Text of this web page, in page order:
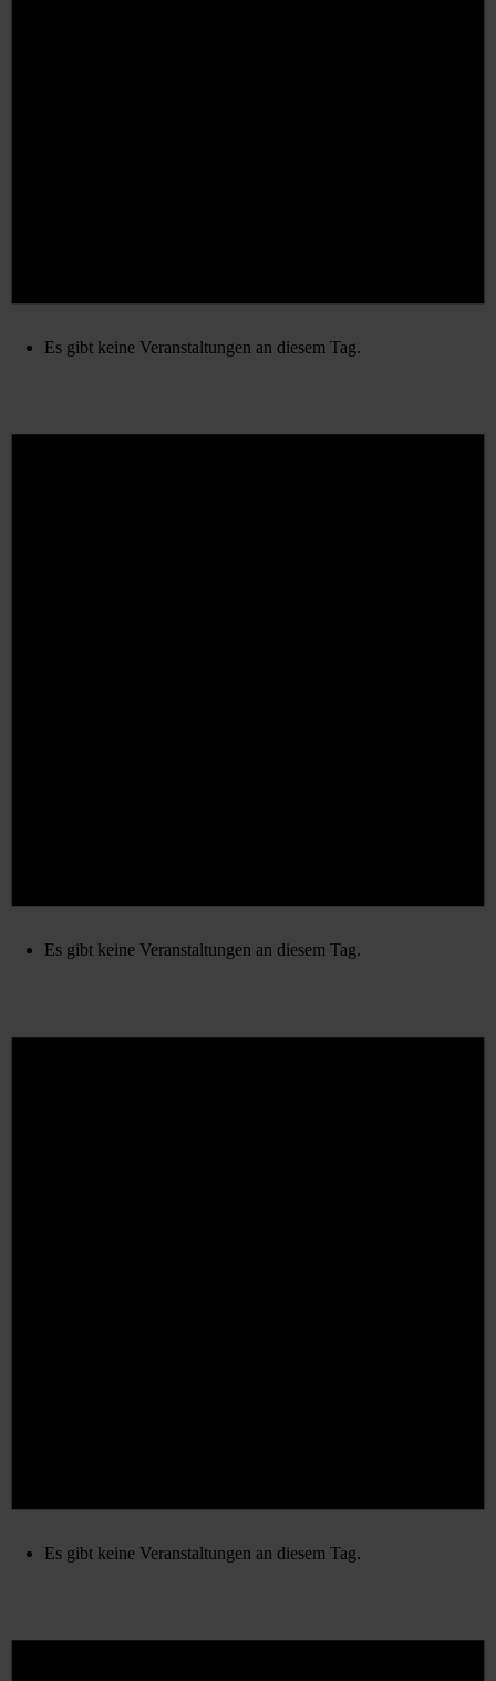
Es gibt keine Veranstaltungen an diesem Tag.
Es gibt keine Veranstaltungen an diesem Tag.
Es gibt keine Veranstaltungen an diesem Tag.